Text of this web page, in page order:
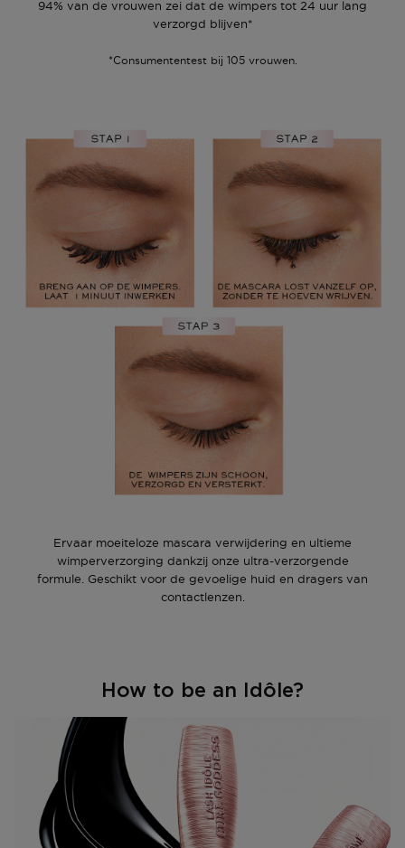
94% van de vrouwen zei dat de wimpers tot 24 uur lang
verzorgd blijven*
*Consumententest bij 105 vrouwen.
Ervaar moeiteloze mascara verwijdering en ultieme
wimperverzorging dankzij onze ultra-verzorgende
formule. Geschikt voor de gevoelige huid en dragers van
contactlenzen.
How to be an Idôle?